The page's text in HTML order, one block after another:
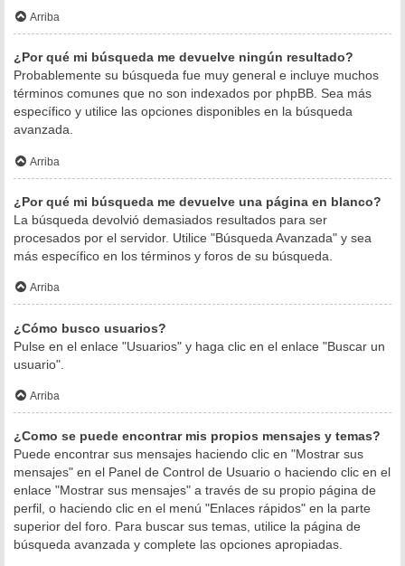
Arriba
¿Por qué mi búsqueda me devuelve ningún resultado?
Probablemente su búsqueda fue muy general e incluye muchos
términos comunes que no son indexados por phpBB. Sea más
específico y utilice las opciones disponibles en la búsqueda
avanzada.
Arriba
¿Por qué mi búsqueda me devuelve una página en blanco?
La búsqueda devolvió demasiados resultados para ser
procesados por el servidor. Utilice "Búsqueda Avanzada" y sea
más específico en los términos y foros de su búsqueda.
Arriba
¿Cómo busco usuarios?
Pulse en el enlace "Usuarios" y haga clic en el enlace "Buscar un
usuario".
Arriba
¿Como se puede encontrar mis propios mensajes y temas?
Puede encontrar sus mensajes haciendo clic en "Mostrar sus
mensajes" en el Panel de Control de Usuario o haciendo clic en el
enlace "Mostrar sus mensajes" a través de su propio página de
perfil, o haciendo clic en el menú "Enlaces rápidos" en la parte
superior del foro. Para buscar sus temas, utilice la página de
búsqueda avanzada y complete las opciones apropiadas.